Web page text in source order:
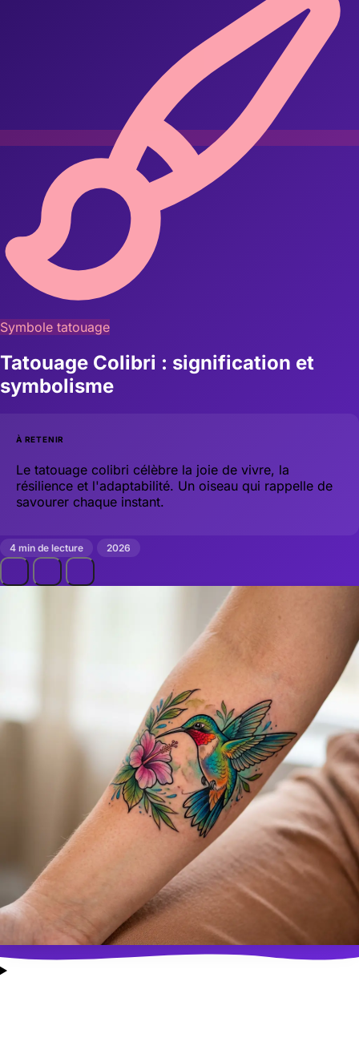
Symbole tatouage
Tatouage Colibri : signification et
symbolisme
À RETENIR
Le tatouage colibri célèbre la joie de vivre, la
résilience et l'adaptabilité. Un oiseau qui rappelle de
savourer chaque instant.
4 min de lecture 2026